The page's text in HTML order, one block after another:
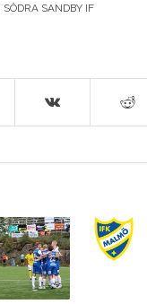
SÖDRA SANDBY IF